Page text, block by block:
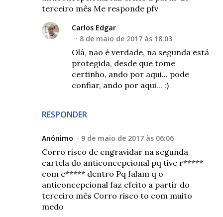
terceiro mês Me responde pfv
RESPONDER
Carlos Edgar
8 de maio de 2017 às 18:03
Olá, nao é verdade, na segunda está
protegida, desde que tome
certinho, ando por aqui... pode
confiar, ando por aqui... :)
Anónimo 9 de maio de 2017 às 06:06
Corro risco de engravidar na segunda
cartela do anticoncepcional pq tive r*****
com e***** dentro Pq falam q o
anticoncepcional faz efeito a partir do
terceiro mês Corro risco to com muito
medo